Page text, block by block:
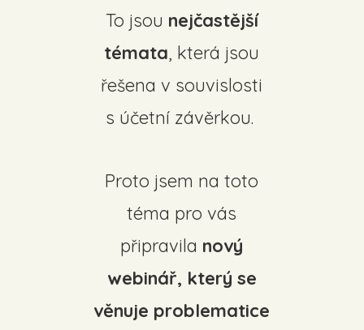
To jsou nejčastější
témata, která jsou
řešena v souvislosti
s účetní závěrkou.
Proto jsem na toto
téma pro vás
připravila nový
webinář, který se
věnuje problematice